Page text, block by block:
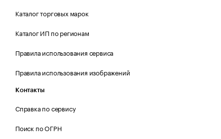
Каталог торговых марок
Каталог ИП по регионам
Правила использования сервиса
Правила использования изображений
Контакты
Справка по сервису
Поиск по ОГРН